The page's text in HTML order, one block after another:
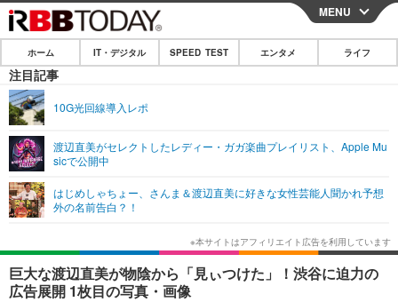
CLOSE
ホーム
IT・デジタル
ネタ
ショッピング その他
SPEED TEST
エンタメ
エンタメTOP
韓国・芸能
音楽 スポーツ
ライフ
ライフTOP グルメ
ペット ショッピング
リリース一覧
プッシュ通知の停止方法
MENU
ホーム IT・デジタル SPEED TEST エンタメ ライフ
注目記事
10G光回線導入レポ
渡辺直美がセレクトしたレディー・ガガ楽曲プレイリスト、Apple Mu
sicで公開中
はじめしゃちょー、さんま＆渡辺直美に好きな女性芸能人聞かれ予想
外の名前告白？！
巨大な渡辺直美が物陰から「見ぃつけた」！渋谷に迫力の
広告展開 1枚目の写真・画像